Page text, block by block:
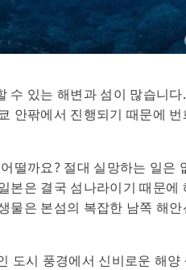
수 있는 해변과 섬이 많습니
안팎에서 진행되기 때문에
떨까요? 절대 실망하는 일은
본은 결국 섬나라이기 때문에
물은 본섬의 복잡한 남쪽 해
도시 풍경에서 신비로운 해